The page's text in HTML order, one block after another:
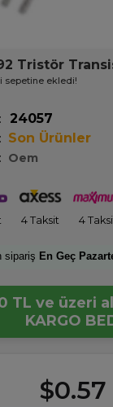
Tristör
sepetine ekledi!
24057
: Son Ürünler
: Oem
4 Taksit 4
sipariş En Geç
TL ve üzeri
KARGO
$0.57